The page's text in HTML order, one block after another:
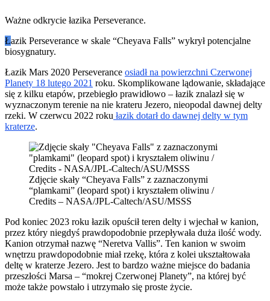
Ważne odkrycie łazika Perseverance.
Łazik Perseverance w skale “Cheyava Falls” wykrył potencjalne
biosygnatury.
Łazik Mars 2020 Perseverance osiadł na powierzchni Czerwonej
Planety 18 lutego 2021 roku. Skomplikowane lądowanie, składające
się z kilku etapów, przebiegło prawidłowo – łazik znalazł się w
wyznaczonym terenie na nie krateru Jezero, nieopodal dawnej delty
rzeki. W czerwcu 2022 roku łazik dotarł do dawnej delty w tym
kraterze.
Zdjęcie skały “Cheyava Falls” z zaznaczonymi
“plamkami” (leopard spot) i kryształem oliwinu /
Credits – NASA/JPL-Caltech/ASU/MSSS
Pod koniec 2023 roku łazik opuścił teren delty i wjechał w kanion,
przez który niegdyś prawdopodobnie przepływała duża ilość wody.
Kanion otrzymał nazwę “Neretva Vallis”. Ten kanion w swoim
wnętrzu prawdopodobnie miał rzekę, która z kolei ukształtowała
deltę w kraterze Jezero. Jest to bardzo ważne miejsce do badania
przeszłości Marsa – “mokrej Czerwonej Planety”, na której być
może także powstało i utrzymało się proste życie.